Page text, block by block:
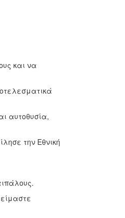
και να
αυτοθυσία,
την Εθνική